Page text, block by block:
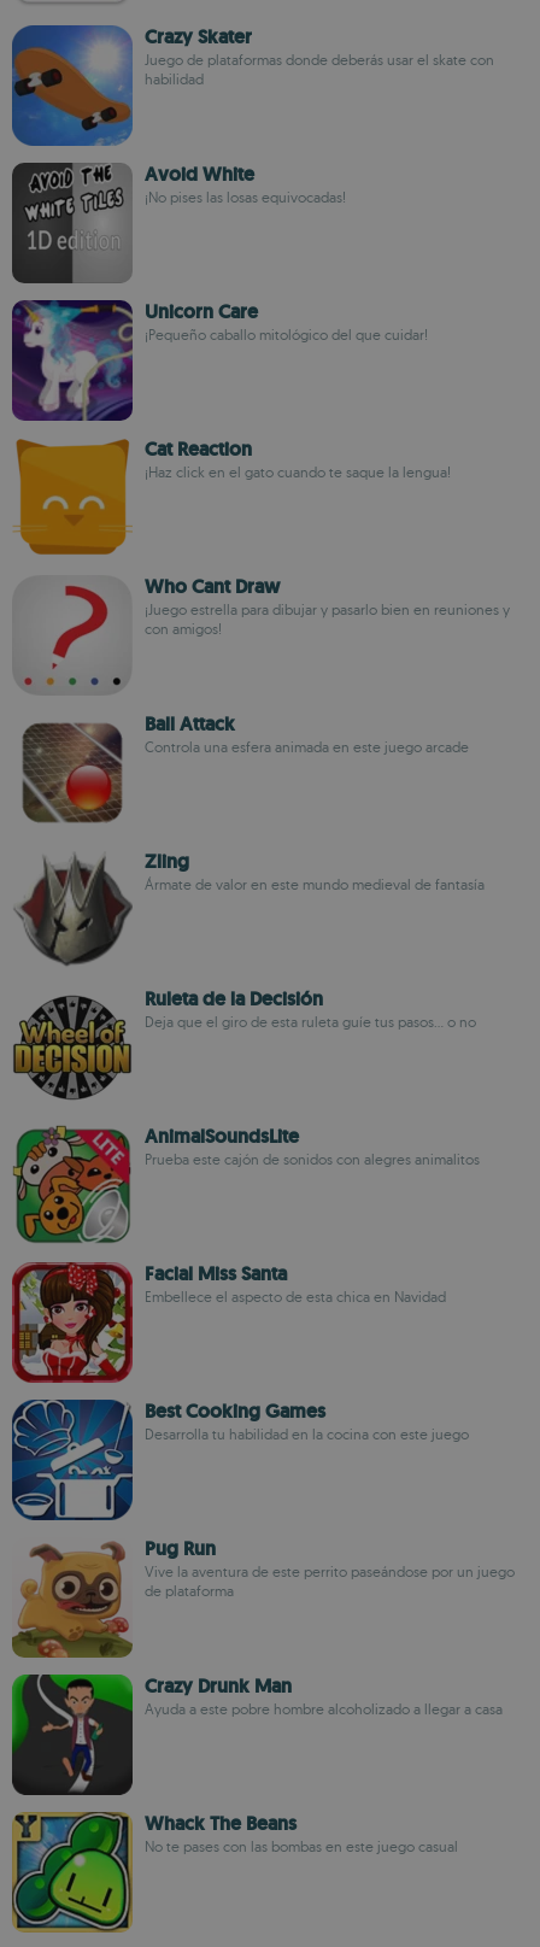
Crazy Skater
Juego de plataformas donde deberás usar el skate con
habilidad
Avoid White
¡No pises las losas equivocadas!
Unicorn Care
¡Pequeño caballo mitológico del que cuidar!
Cat Reaction
¡Haz click en el gato cuando te saque la lengua!
Who Cant Draw
¡Juego estrella para dibujar y pasarlo bien en reuniones y
con amigos!
Ball Attack
Controla una esfera animada en este juego arcade
Zling
Ármate de valor en este mundo medieval de fantasía
Ruleta de la Decisión
Deja que el giro de esta ruleta guíe tus pasos... o no
AnimalSoundsLite
Prueba este cajón de sonidos con alegres animalitos
Facial Miss Santa
Embellece el aspecto de esta chica en Navidad
Best Cooking Games
Desarrolla tu habilidad en la cocina con este juego
Pug Run
Vive la aventura de este perrito paseándose por un juego
de plataforma
Crazy Drunk Man
Ayuda a este pobre hombre alcoholizado a llegar a casa
Whack The Beans
No te pases con las bombas en este juego casual